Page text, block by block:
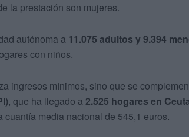
la prestación son mujeres.
autónoma a 11.075 adultos y 9.394
con niños.
ingresos mínimos, sino que se
, que ha llegado a 2.525 hogares en
cuantía media nacional de 545,1 euros.